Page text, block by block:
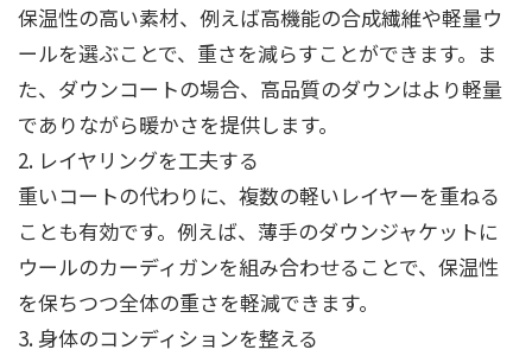
保温性の高い素材、例えば高機能の合成繊維や軽量ウ
ールを選ぶことで、重さを減らすことができます。ま
た、ダウンコートの場合、高品質のダウンはより軽量
でありながら暖かさを提供します。
2. レイヤリングを工夫する
重いコートの代わりに、複数の軽いレイヤーを重ねる
ことも有効です。例えば、薄手のダウンジャケットに
ウールのカーディガンを組み合わせることで、保温性
を保ちつつ全体の重さを軽減できます。
3. 身体のコンディションを整える